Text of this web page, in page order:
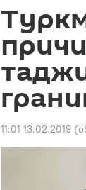
11:01 13.02.2019